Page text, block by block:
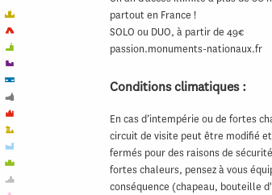
partout en France !
SOLO ou DUO, à partir de 49€
passion.monuments-nationaux.fr
Conditions climatiques :
En cas d’intempérie ou de fortes
circuit de visite peut être modifié
fermés pour des raisons de
fortes chaleurs, pensez à vous
conséquence (chapeau, bouteille